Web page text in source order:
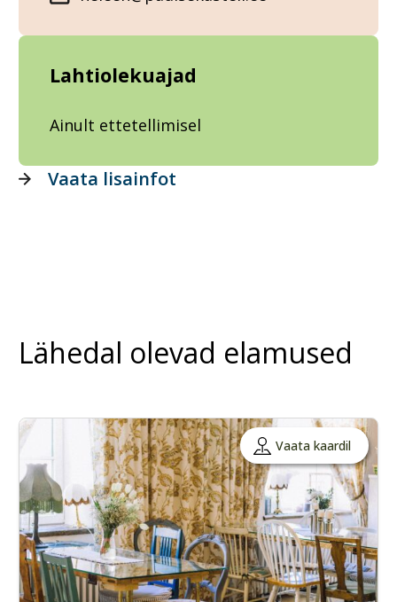
Lahtiolekuajad
Ainult ettetellimisel
Vaata lisainfot
Lähedal olevad elamused
Vaata kaardil